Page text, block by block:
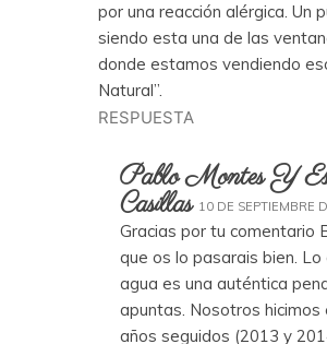
por una reacción alérgica. Un
siendo esta una de las
donde estamos vendiendo
Natural”.
RESPUESTA
Pablo Montes Y
Casillas 10 DE SEPTIEMBRE
Gracias por tu comentario
que os lo pasarais bien.
agua es una auténtica
apuntas. Nosotros hicimos
años seguidos (2013 y